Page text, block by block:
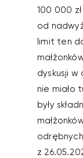
100 000
od
limit ten
dyskusji
nie miało
były
z